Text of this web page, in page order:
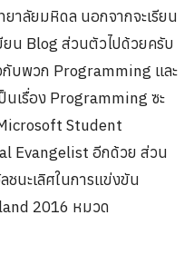
าลัยมหิดล นอกจากจะเรียน
น Blog ส่วนตัวไปด้วยครับ
กับพวก Programming และ
นเรื่อง Programming ซะ
Student
Evangelist อีกด้วย ส่วน
ชนะเลิศในการแข่งขัน
2016 หมวด